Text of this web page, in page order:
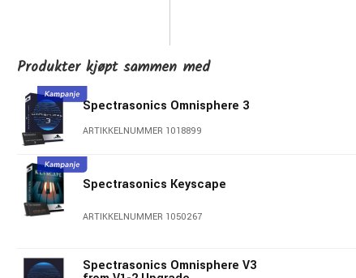
Produkter kjøpt sammen med
Spectrasonics Omnisphere 3
ARTIKKELNUMMER 1018899
Spectrasonics Keyscape
ARTIKKELNUMMER 1050267
Spectrasonics Omnisphere V3